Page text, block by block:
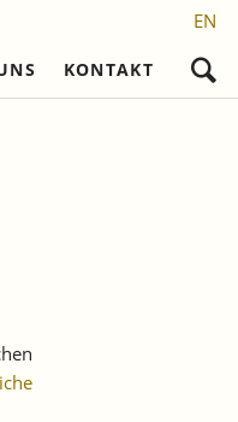
EN
Navigation
Hilfskräfte,
und Praktikanten
KONTAKT